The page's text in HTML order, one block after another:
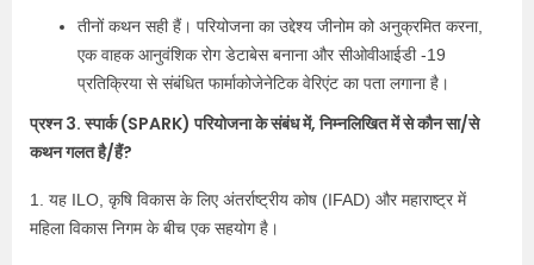
तीनों कथन सही हैं। परियोजना का उद्देश्य जीनोम को अनुक्रमित करना,
एक वाहक आनुवंशिक रोग डेटाबेस बनाना और सीओवीआईडी ​​-19
प्रतिक्रिया से संबंधित फार्माकोजेनेटिक वेरिएंट का पता लगाना है।
प्रश्न 3. स्पार्क (SPARK) परियोजना के संबंध में, निम्नलिखित में से कौन सा/से
कथन गलत है/हैं?
1. यह ILO, कृषि विकास के लिए अंतर्राष्ट्रीय कोष (IFAD) और महाराष्ट्र में
महिला विकास निगम के बीच एक सहयोग है।